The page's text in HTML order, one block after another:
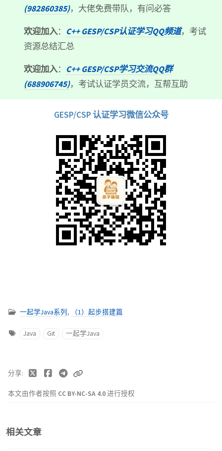
(982860385)，大佬免费带队，有问必答
欢迎加入： C++ GESP/CSP认证学习QQ频道，考试
资源总结汇总
欢迎加入： C++ GESP/CSP学习交流QQ群
(688906745)，考试认证学员交流，互帮互助
GESP/CSP 认证学习微信公众号
一起学Java系列 , （1）起步搭建篇
Java Git 一起学Java
本文由作者按照 CC BY-NC-SA 4.0进行授权
分享
相关文章